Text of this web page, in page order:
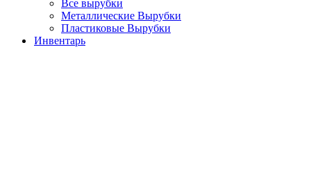
Все вырубки
Металлические Вырубки
Пластиковые Вырубки
Инвентарь